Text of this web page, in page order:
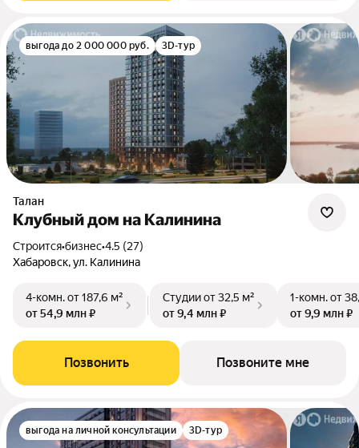
выгода до 2 000 000 руб. 3D-тур
Талан
Клубный дом на Калинина
Строится•бизнес•4.5 (27)
Хабаровск, ул. Калинина
4-комн.от 187,6 м²
от 54,9 млн ₽
Студииот 32,5 м²
от 9,4 млн ₽
1-комн.от
от 9,9 млн ₽
Позвонить Позвоните мне
выгода на личной консультации 3D-тур